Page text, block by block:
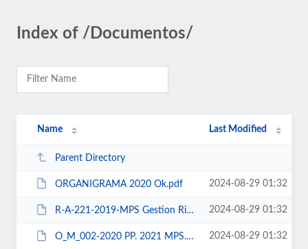
Index of /Documentos/
Name Last Modified
Parent Directory
ORGANIGRAMA 2020 Ok.pdf 2024-08-29 01:32
R-A-221-2019-MPS Gestion Riesgos.pdf 2024-08-29 01:32
O_M_002-2020 PP. 2021 MPS.pdf 2024-08-29 01:32